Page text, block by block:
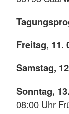
Freitag, 11.
Samstag,
Sonntag,
08:00 Uhr